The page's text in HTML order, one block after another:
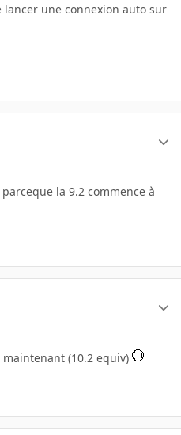
une connexion auto sur
la 9.2 commence à
(10.2 equiv)